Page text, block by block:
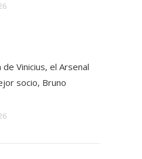
Vinicius, el Arsenal
socio, Bruno